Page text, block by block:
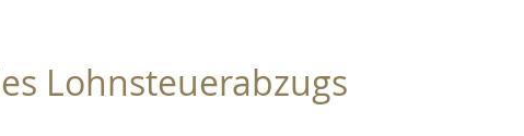
Lohnsteuerabzugs